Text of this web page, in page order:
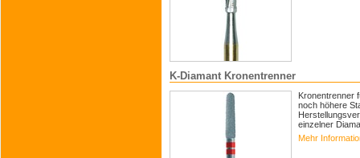
K-Diamant Kronentrenner
Kronentrenner
noch höhere
einzelner
Mehr